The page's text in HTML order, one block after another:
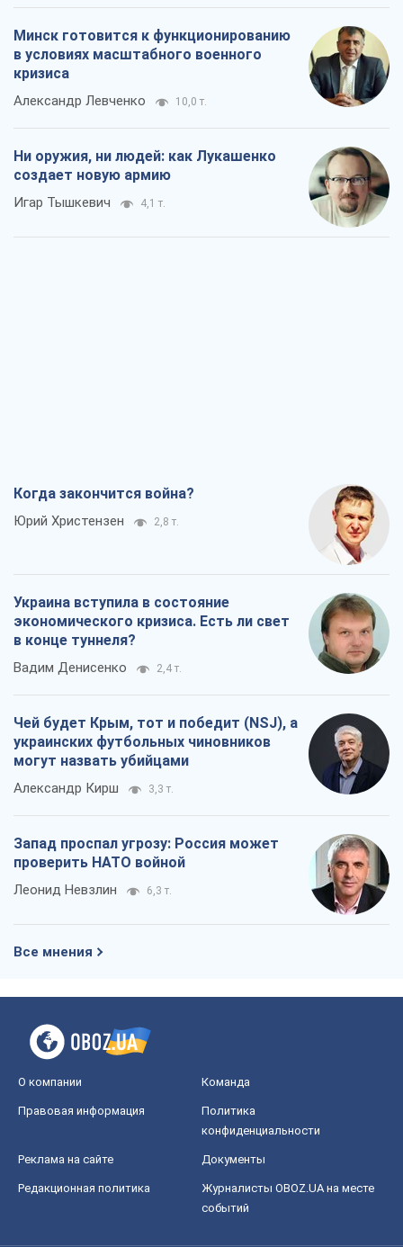
Минск готовится к функционированию
в условиях масштабного военного
кризиса
Александр Левченко 10,0 т.
Ни оружия, ни людей: как Лукашенко
создает новую армию
Игар Тышкевич 4,1 т.
Когда закончится война?
Юрий Христензен 2,8 т.
Украина вступила в состояние
экономического кризиса. Есть ли свет
в конце туннеля?
Вадим Денисенко 2,4 т.
Чей будет Крым, тот и победит (NSJ), а
украинских футбольных чиновников
могут назвать убийцами
Александр Кирш 3,3 т.
Запад проспал угрозу: Россия может
проверить НАТО войной
Леонид Невзлин 6,3 т.
Все мнения
О компании Команда
Правовая информация
Политика
конфиденциальности
Реклама на сайте Документы
Редакционная политика
Журналисты OBOZ.UA на месте
событий